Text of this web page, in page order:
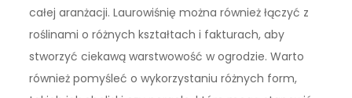
całej aranżacji. Laurowiśnię można również łączyć z
roślinami o różnych kształtach i fakturach, aby
stworzyć ciekawą warstwowość w ogrodzie. Warto
również pomyśleć o wykorzystaniu różnych form,